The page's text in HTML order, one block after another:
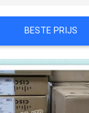
BESTE PRIJS